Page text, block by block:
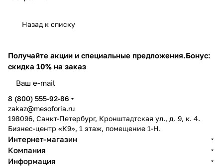
Назад к списку
Получайте акции и специальные предложения.Бонус:
скидка 10% на заказ
8 (800) 555-92-86
zakaz@mesoforia.ru
198096, Санкт-Петербург, Кронштадтская ул., д. 9, к. 4.
Бизнес-центр «К9», 1 этаж, помещение 1-Н.
Интернет-магазин
Компания
Информация